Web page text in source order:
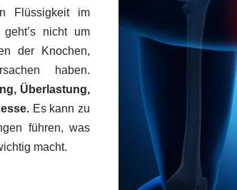
Flüssigkeit im
geht’s nicht um
der Knochen,
haben.
Überlastung,
Es kann zu
führen, was
macht.